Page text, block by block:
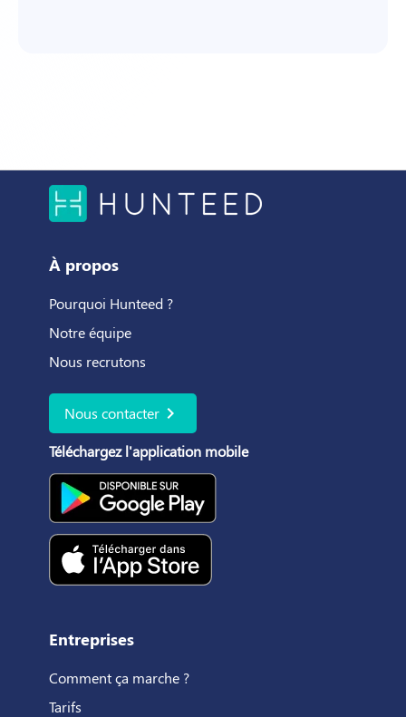
À propos
Pourquoi Hunteed ?
Notre équipe
Nous recrutons
Nous contacter chevron_right
Téléchargez l'application mobile
Entreprises
Comment ça marche ?
Tarifs